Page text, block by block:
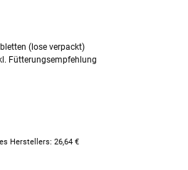
(lose verpackt)
Fütterungsempfehlung
Herstellers: 26,64 €